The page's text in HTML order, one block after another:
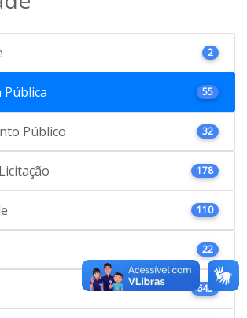
2
Pública 55
Público 32
178
110
22
645